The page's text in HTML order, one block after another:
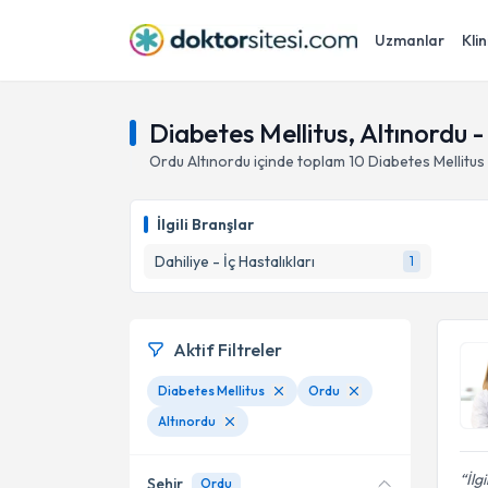
Uzmanlar
Diabetes Mellitus, Altınordu
Ordu Altınordu içinde toplam 10 Diabetes Mellitus
İlgili Branşlar
Dahiliye - İç Hastalıkları
1
Aktif Filtreler
Diabetes Mellitus
Ordu
Altınordu
Şehir Ordu